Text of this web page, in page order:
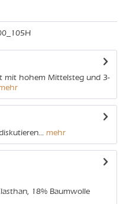
mit hohem Mittelsteg und 3-
mehr
18% Baumwolle